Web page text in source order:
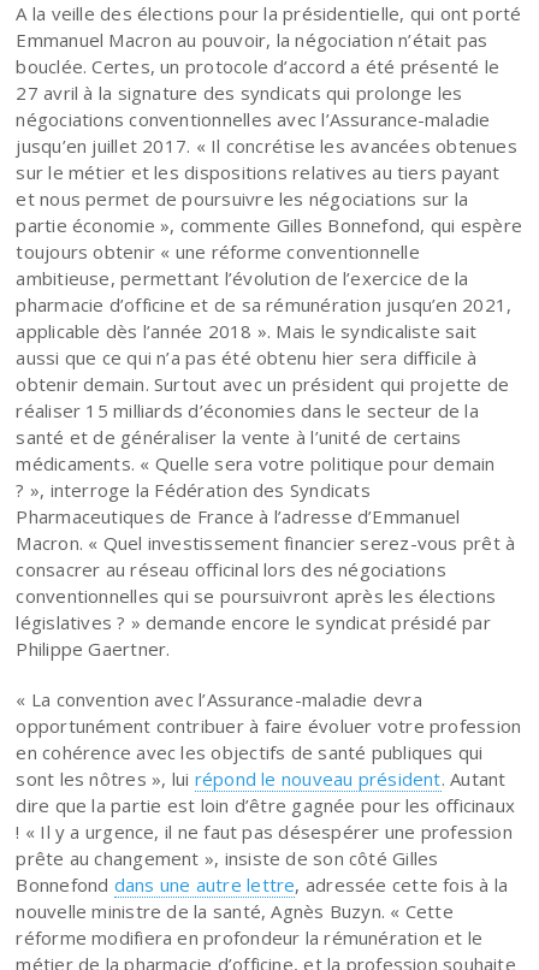
A la veille des élections pour la présidentielle, qui ont porté
Emmanuel Macron au pouvoir, la négociation n’était pas
bouclée. Certes, un protocole d’accord a été présenté le
27 avril à la signature des syndicats qui prolonge les
négociations conventionnelles avec l’Assurance-maladie
jusqu’en juillet 2017. « Il concrétise les avancées obtenues
sur le métier et les dispositions relatives au tiers payant
et nous permet de poursuivre les négociations sur la
partie économie », commente Gilles Bonnefond, qui espère
toujours obtenir « une réforme conventionnelle
ambitieuse, permettant l’évolution de l’exercice de la
pharmacie d’officine et de sa rémunération jusqu’en 2021,
applicable dès l’année 2018 ». Mais le syndicaliste sait
aussi que ce qui n’a pas été obtenu hier sera difficile à
obtenir demain. Surtout avec un président qui projette de
réaliser 15 milliards d’économies dans le secteur de la
santé et de généraliser la vente à l’unité de certains
médicaments. « Quelle sera votre politique pour demain
? », interroge la Fédération des Syndicats
Pharmaceutiques de France à l’adresse d’Emmanuel
Macron. « Quel investissement financier serez-vous prêt à
consacrer au réseau officinal lors des négociations
conventionnelles qui se poursuivront après les élections
législatives ? » demande encore le syndicat présidé par
Philippe Gaertner.
« La convention avec l’Assurance-maladie devra
opportunément contribuer à faire évoluer votre profession
en cohérence avec les objectifs de santé publiques qui
sont les nôtres », lui répond le nouveau président. Autant
dire que la partie est loin d’être gagnée pour les officinaux
! « Il y a urgence, il ne faut pas désespérer une profession
prête au changement », insiste de son côté Gilles
Bonnefond dans une autre lettre, adressée cette fois à la
nouvelle ministre de la santé, Agnès Buzyn. « Cette
réforme modifiera en profondeur la rémunération et le
métier de la pharmacie d’officine, et la profession souhaite